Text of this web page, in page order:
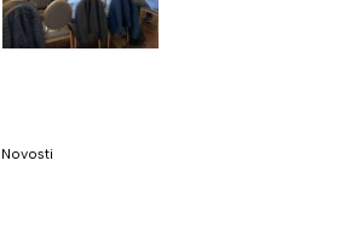
Novosti